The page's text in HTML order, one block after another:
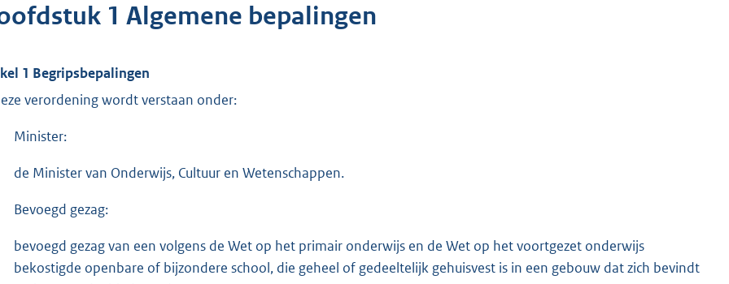
1 Algemene bepalingen
1 Begripsbepalingen
verordening wordt verstaan onder:
Minister:
de Minister van Onderwijs, Cultuur en Wetenschappen.
Bevoegd gezag:
bevoegd gezag van een volgens de Wet op het primair onderwijs en de Wet op het voortgezet onderwijs
bekostigde openbare of bijzondere school, die geheel of gedeeltelijk gehuisvest is in een gebouw dat zich bevindt